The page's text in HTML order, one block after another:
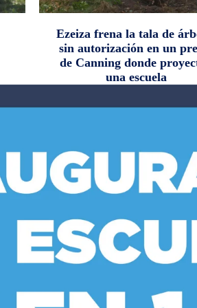
Ezeiza frena la tala de
sin autorización en un
de Canning donde
una escuela